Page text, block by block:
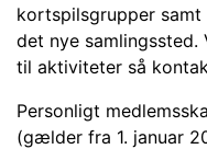
kortspilsgrupper
det nye samlingssted.
til aktiviteter så
Personligt
(gælder fra 1. januar